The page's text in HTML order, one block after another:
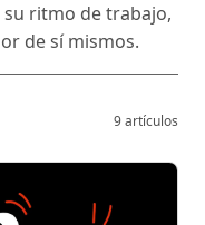
ritmo de trabajo,
de sí mismos.
9 artículos